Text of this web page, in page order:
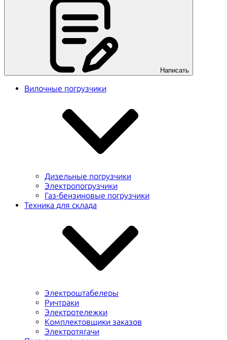
Написать
Вилочные погрузчики
Дизельные погрузчики
Электропогрузчики
Газ-бензиновые погрузчики
Техника для склада
Электроштабелеры
Ричтраки
Электротележки
Комплектовщики заказов
Электротягачи